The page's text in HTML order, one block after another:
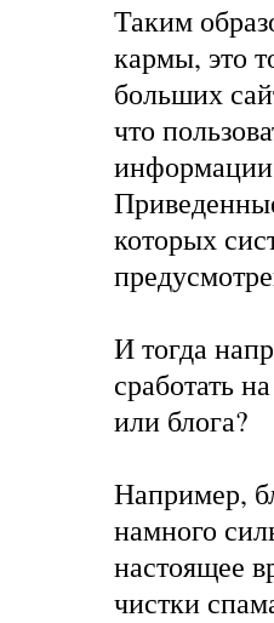
Таким
кармы, это
больших
что
информации
которых
И тогда
сработать
или блога?
Например,
намного
настоящее
чистки